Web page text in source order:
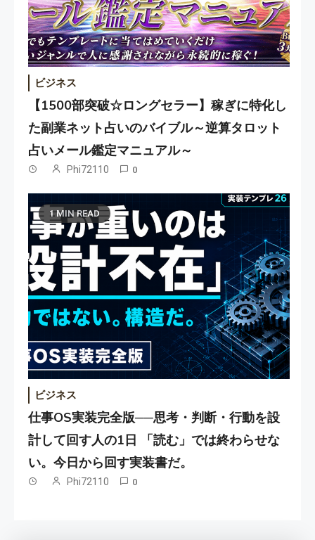
ビジネス
【1500部突破☆ロングセラー】稼ぎに特化し
た副業ネット占いのバイブル～逆算タロット
占いメール鑑定マニュアル～
Phi72110 0
1 MIN READ
ビジネス
仕事OS実装完全版──思考・判断・行動を設
計して回す人の1日 「読む」では終わらせな
い。今日から回す実装書だ。
Phi72110 0